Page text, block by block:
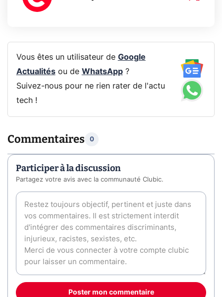
Vous êtes un utilisateur de Google
Actualitésou de WhatsApp?
Suivez-nous pour ne rien rater de l'actu
tech !
Commentaires 0
Participer à la discussion
Partagez votre avis avec la communauté Clubic.
Poster mon commentaire